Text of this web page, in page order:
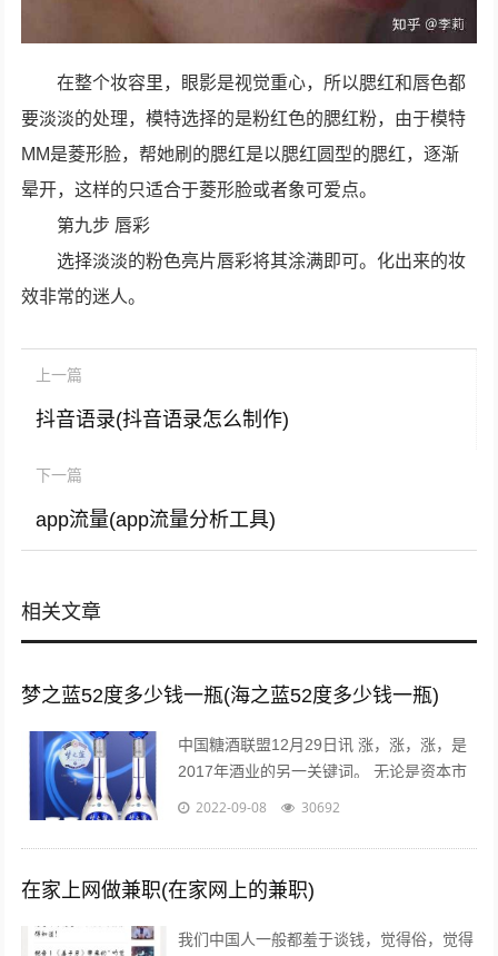
在整个妆容里，眼影是视觉重心，所以腮红和唇色都
要淡淡的处理，模特选择的是粉红色的腮红粉，由于模特
MM是菱形脸，帮她刷的腮红是以腮红圆型的腮红，逐渐
晕开，这样的只适合于菱形脸或者象可爱点。
第九步 唇彩
选择淡淡的粉色亮片唇彩将其涂满即可。化出来的妆
效非常的迷人。
上一篇
抖音语录(抖音语录怎么制作)
下一篇
app流量(app流量分析工具)
相关文章
梦之蓝52度多少钱一瓶(海之蓝52度多少钱一瓶)
中国糖酒联盟12月29日讯 涨，涨，涨，是
2017年酒业的另一关键词。 无论是资本市
场还是现货市场，无论是从高端到次高端品
2022-09-08 30692
在家上网做兼职(在家网上的兼职)
我们中国人一般都羞于谈钱，觉得俗，觉得